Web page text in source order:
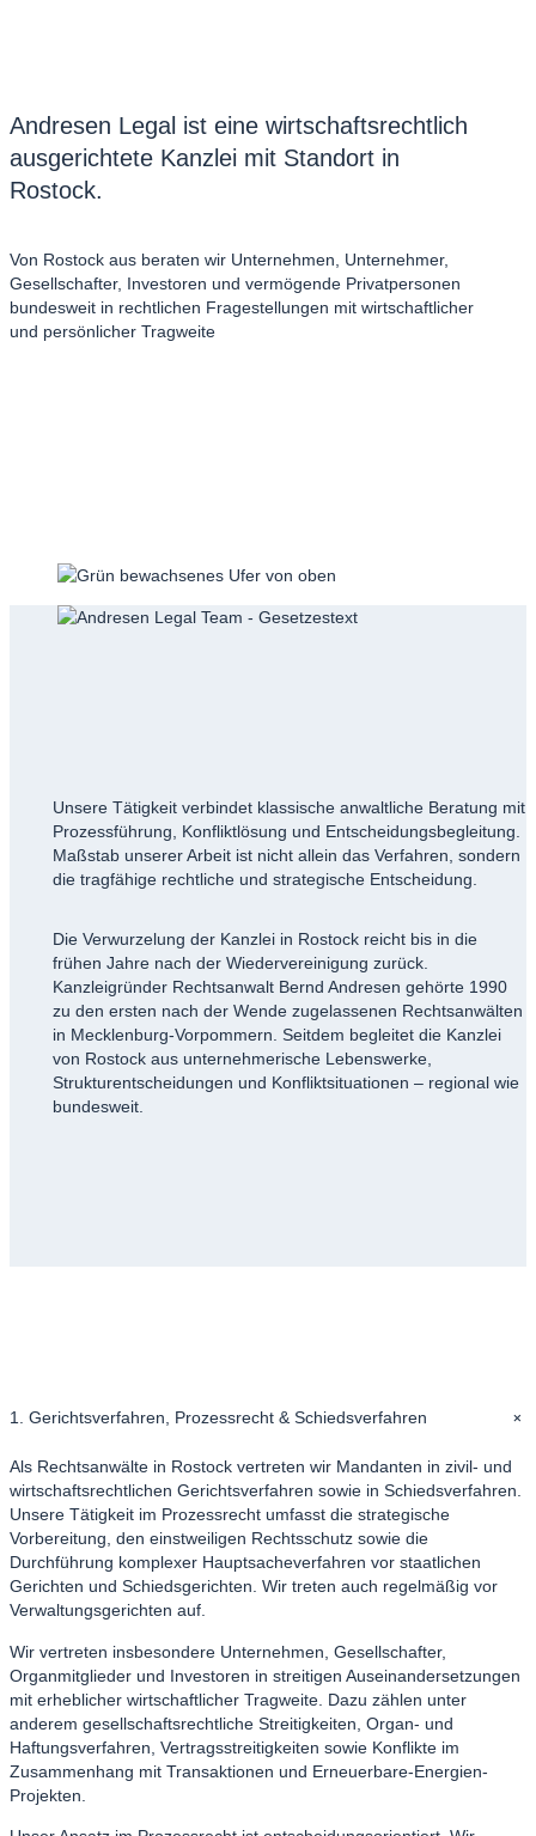
Andresen Legal ist eine wirtschaftsrechtlich
ausgerichtete Kanzlei mit Standort in
Rostock.
Von Rostock aus beraten wir Unternehmen, Unternehmer,
Gesellschafter, Investoren und vermögende Privatpersonen
bundesweit in rechtlichen Fragestellungen mit wirtschaftlicher
und persönlicher Tragweite
Unsere Tätigkeit verbindet klassische anwaltliche Beratung mit
Prozessführung, Konfliktlösung und Entscheidungsbegleitung.
Maßstab unserer Arbeit ist nicht allein das Verfahren, sondern
die tragfähige rechtliche und strategische Entscheidung.
Die Verwurzelung der Kanzlei in Rostock reicht bis in die
frühen Jahre nach der Wiedervereinigung zurück.
Kanzleigründer Rechtsanwalt Bernd Andresen gehörte 1990
zu den ersten nach der Wende zugelassenen Rechtsanwälten
in Mecklenburg-Vorpommern. Seitdem begleitet die Kanzlei
von Rostock aus unternehmerische Lebenswerke,
Strukturentscheidungen und Konfliktsituationen – regional wie
bundesweit.
1. Gerichtsverfahren, Prozessrecht & Schiedsverfahren +
Als Rechtsanwälte in Rostock vertreten wir Mandanten in zivil- und
wirtschaftsrechtlichen Gerichtsverfahren sowie in Schiedsverfahren.
Unsere Tätigkeit im Prozessrecht umfasst die strategische
Vorbereitung, den einstweiligen Rechtsschutz sowie die
Durchführung komplexer Hauptsacheverfahren vor staatlichen
Gerichten und Schiedsgerichten. Wir treten auch regelmäßig vor
Verwaltungsgerichten auf.
Wir vertreten insbesondere Unternehmen, Gesellschafter,
Organmitglieder und Investoren in streitigen Auseinandersetzungen
mit erheblicher wirtschaftlicher Tragweite. Dazu zählen unter
anderem gesellschaftsrechtliche Streitigkeiten, Organ- und
Haftungsverfahren, Vertragsstreitigkeiten sowie Konflikte im
Zusammenhang mit Transaktionen und Erneuerbare-Energien-
Projekten.